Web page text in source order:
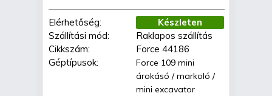
Elérhetőség:
Készleten
Szállítási mód:
Raklapos szállítás
Cikkszám:
Force 44186
Géptípusok:
Force 109 mini
árokásó / markoló /
mini excavator